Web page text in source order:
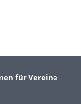
für Vereine